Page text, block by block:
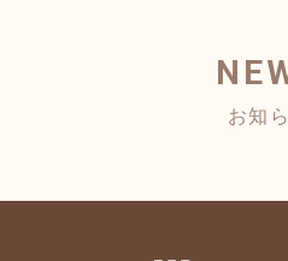
お知